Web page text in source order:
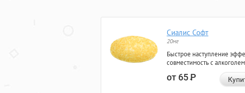
Сиалис Софт
20мг
Быстрое наступление
совместимость с
от 65Р